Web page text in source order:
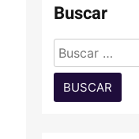
Buscar
Buscar: